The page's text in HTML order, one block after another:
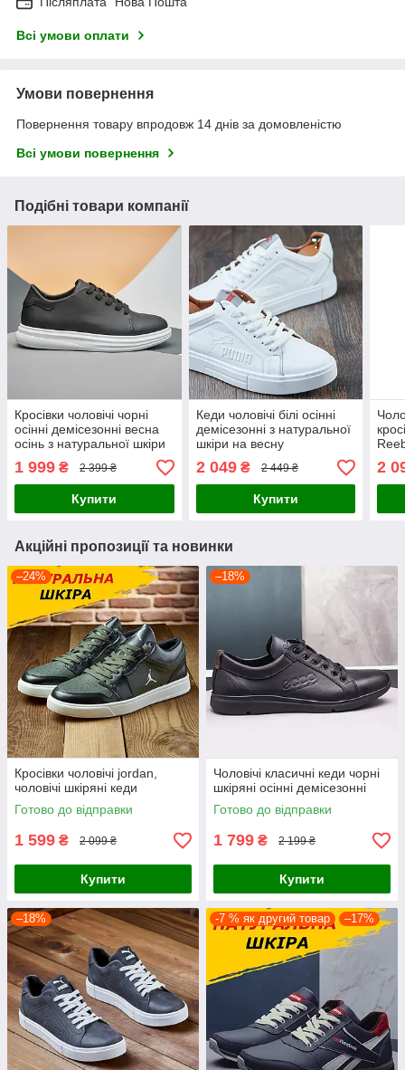
Всі умови оплати
Умови повернення
Повернення товару впродовж 14 днів за домовленістю
Всі умови повернення
Подібні товари компанії
Кросівки чоловічі чорні
осінні демісезонні весна
осінь з натуральної шкіри
1 999 ₴ 2 399 ₴
Купити
Кеди чоловічі білі осінні
демісезонні з натуральної
шкіри на весну
2 049₴ 2 449 ₴
Купити
2
Акційні пропозиції та новинки
–24%
Кросівки чоловічі jordan,
чоловічі шкіряні кеди
Готово до відправки
1 599 ₴ 2 099 ₴
Купити
–18%
Чоловічі класичні кеди чорні
шкіряні осінні демісезонні
Готово до відправки
1 799 ₴ 2 199 ₴
Купити
–18% -7 % як другий товар –17%